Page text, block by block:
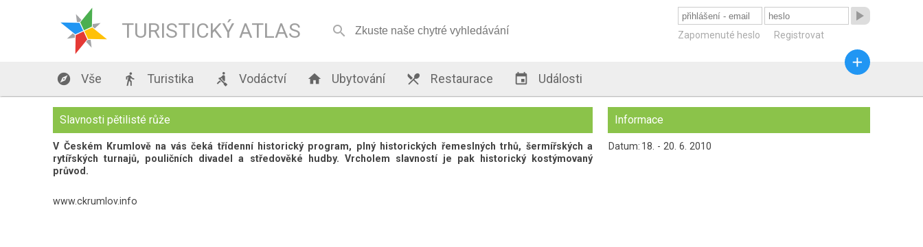
TURISTICKÝ ATLAS 

Zapomenuté heslo Registrovat
 Vše  Turistika  Vodáctví  Ubytování  Restaurace  Události

Slavnosti pětilisté růže
V Českém Krumlově na vás čeká třídenní historický program, plný historických řemeslných trhů, šermířských a
rytířských turnajů, pouličních divadel a středověké hudby. Vrcholem slavností je pak historický kostýmovaný
průvod.
www.ckrumlov.info
Informace
Datum: 18. - 20. 6. 2010